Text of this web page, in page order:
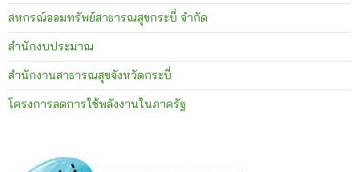
สหกรณ์ออมทรัพย์สาธารณสุขกระบี่ จำกัด
สำนักงบประมาณ
สำนักงานสาธารณสุขจังหวัดกระบี่
โครงการลดการใช้พลังงานในภาครัฐ